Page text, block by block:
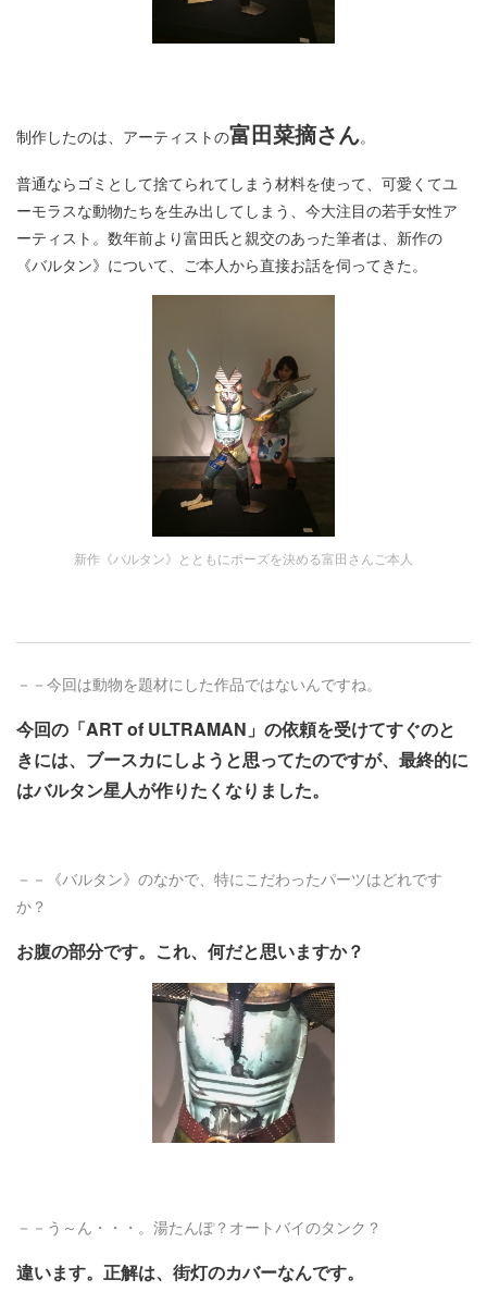
制作したのは、アーティストの富田菜摘さん。
普通ならゴミとして捨てられてしまう材料を使って、可愛くてユ
ーモラスな動物たちを生み出してしまう、今大注目の若手女性ア
ーティスト。数年前より富田氏と親交のあった筆者は、新作の
《バルタン》について、ご本人から直接お話を伺ってきた。
新作《バルタン》とともにポーズを決める富田さんご本人
－－今回は動物を題材にした作品ではないんですね。
今回の「ART of ULTRAMAN」の依頼を受けてすぐのと
きには、ブースカにしようと思ってたのですが、最終的に
はバルタン星人が作りたくなりました。
－－《バルタン》のなかで、特にこだわったパーツはどれです
か？
お腹の部分です。これ、何だと思いますか？
－－う～ん・・・。湯たんぽ？オートバイのタンク？
違います。正解は、街灯のカバーなんです。